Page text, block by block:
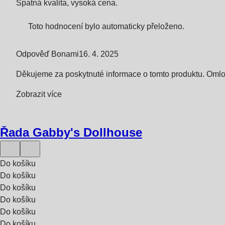
Špatná kvalita, vysoká cena.
Toto hodnocení bylo automaticky přeloženo.
Odpověď Bonami16. 4. 2025
Děkujeme za poskytnuté informace o tomto produktu.
Zobrazit více
Řada Gabby's Dollhouse
Do košíku
Do košíku
Do košíku
Do košíku
Do košíku